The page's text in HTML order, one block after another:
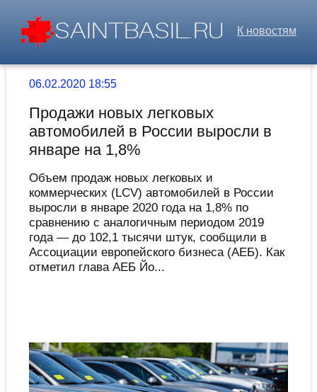
К новостям
06.02.2020 18:55
Продажи новых легковых
автомобилей в России выросли в
январе на 1,8%
Объем продаж новых легковых и
коммерческих (LCV) автомобилей в России
выросли в январе 2020 года на 1,8% по
сравнению с аналогичным периодом 2019
года — до 102,1 тысячи штук, сообщили в
Ассоциации европейского бизнеса (АЕБ). Как
отметил глава АЕБ Йо...